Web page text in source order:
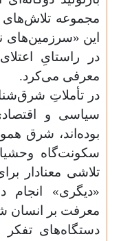
مجموعه تلاش‌های
این «سرزمین‌های
در راستایِ
معرفی می‌کرد.
در تأملاتِ
سیاسی و
بوده‌اند، شرق
سکونت‌گاه
تلاشی معنادار
«دیگری»
معرفت بر انسان
دستگاه‌های